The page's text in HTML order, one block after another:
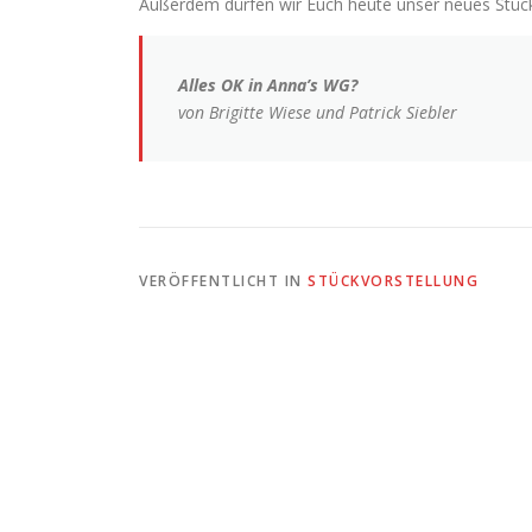
Alles OK in Anna’s WG?
von Brigitte Wiese und Patrick Siebler
VERÖFFENTLICHT IN STÜCKVORSTELLUNG